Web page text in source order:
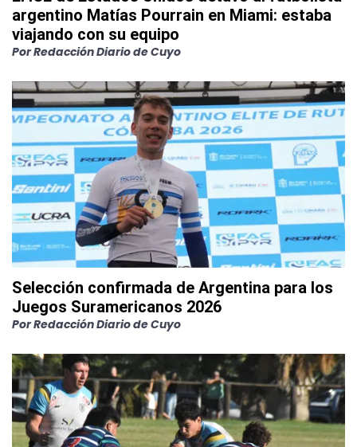
argentino Matías Pourrain en Miami: estaba
viajando con su equipo
PorRedacción Diario de Cuyo
Selección confirmada de Argentina para los
Juegos Suramericanos 2026
PorRedacción Diario de Cuyo